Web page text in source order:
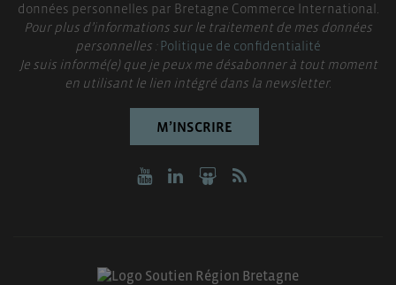
données personnelles par Bretagne Commerce International.
Pour plus d’informations sur le traitement de mes données
personnelles :Politique de confidentialité
Je suis informé(e) que je peux me désabonner à tout moment
en utilisant le lien intégré dans la newsletter.
M’INSCRIRE